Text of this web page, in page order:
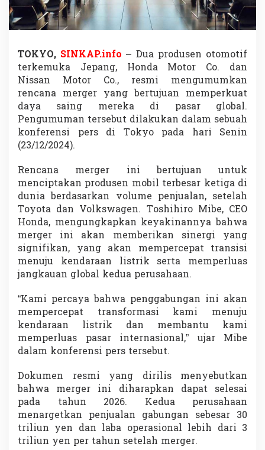
n
a
M
e
r
g
e
r
k
H
a
d
a
p
i
e
r
s
a
i
n
g
a
n
G
b
a
l
TOKYO, SINKAP.info – Dua produsen otomotif
terkemuka Jepang, Honda Motor Co. dan
Nissan Motor Co., resmi mengumumkan
rencana merger yang bertujuan memperkuat
daya saing mereka di pasar global.
Pengumuman tersebut dilakukan dalam sebuah
konferensi pers di Tokyo pada hari Senin
(23/12/2024).
Rencana merger ini bertujuan untuk
menciptakan produsen mobil terbesar ketiga di
dunia berdasarkan volume penjualan, setelah
Toyota dan Volkswagen. Toshihiro Mibe, CEO
Honda, mengungkapkan keyakinannya bahwa
merger ini akan memberikan sinergi yang
signifikan, yang akan mempercepat transisi
menuju kendaraan listrik serta memperluas
jangkauan global kedua perusahaan.
“Kami percaya bahwa penggabungan ini akan
mempercepat transformasi kami menuju
kendaraan listrik dan membantu kami
memperluas pasar internasional,” ujar Mibe
dalam konferensi pers tersebut.
Dokumen resmi yang dirilis menyebutkan
bahwa merger ini diharapkan dapat selesai
pada tahun 2026. Kedua perusahaan
menargetkan penjualan gabungan sebesar 30
triliun yen dan laba operasional lebih dari 3
triliun yen per tahun setelah merger.